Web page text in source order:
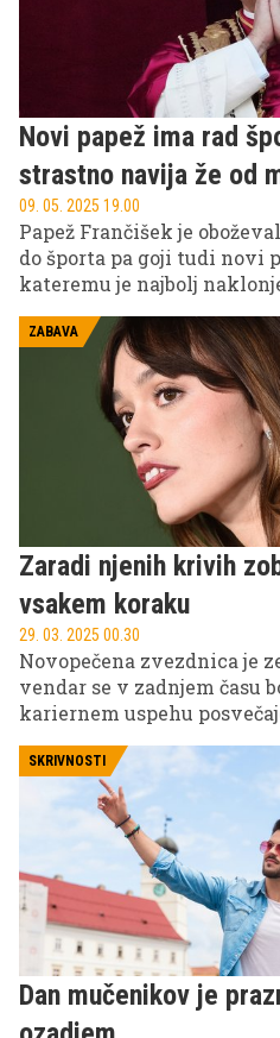
Novi papež ima rad
strastno navija že od
09. 05. 2025 19.00
Papež Frančišek je
do športa pa goji tudi novi
kateremu je najbolj
ZABAVA
Zaradi njenih krivih
vsakem koraku
29. 03. 2025 00.30
Novopečena zvezdnica je
vendar se v zadnjem času
kariernem uspehu
SKRIVNOSTI
Dan mučenikov je